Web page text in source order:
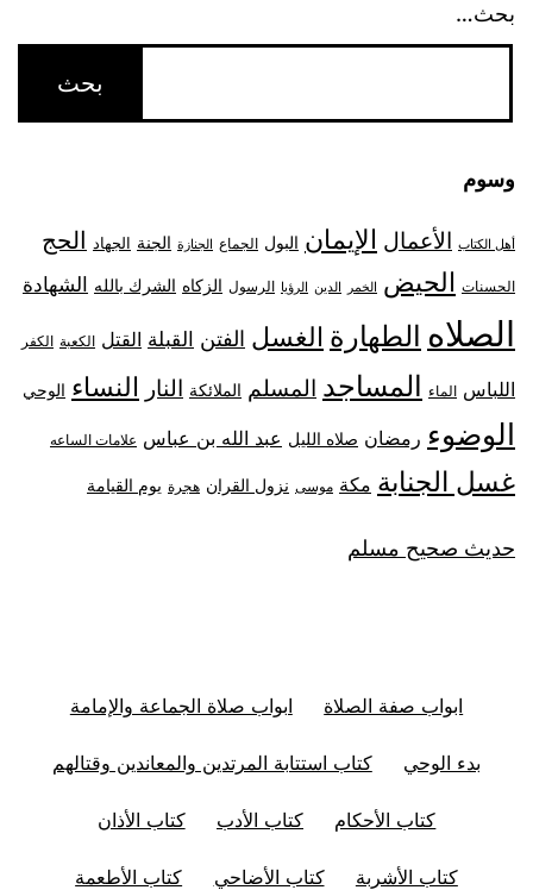
بحث…
وسوم
أهل الكتاب الأعمال الإيمان البول الجماع الجنازة الجنة الجهاد الحج
الحسنات الحيض الخمر الدين الرؤيا الرسول الزكاه الشرك بالله الشهادة
الصلاه الطهارة الغسل الفتن القبلة القتل الكعبة الكفر
اللباس الماء المساجد المسلم الملائكة النار النساء الوحي
الوضوء رمضان صلاه الليل عبد الله بن عباس علامات الساعه
غسل الجنابة مكة موسى نزول القران هجرة يوم القيامة
حديث صحيح مسلم
ابواب صفة الصلاة ابواب صلاة الجماعة والإمامة
بدء الوحي كتاب استتابة المرتدين والمعاندين وقتالهم
كتاب الأحكام كتاب الأدب كتاب الأذان
كتاب الأشربة كتاب الأضاحي كتاب الأطعمة